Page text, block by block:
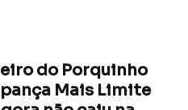
do Porquinho
Mais Limite